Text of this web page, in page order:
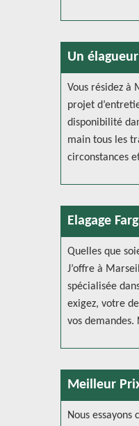
Un
Vous résidez à
projet
disponibilité
main tous les
circonstances
Elagage
Quelles que
J’offre à
spécialisée
exigez, votre
vos demandes.
Meilleur
Nous